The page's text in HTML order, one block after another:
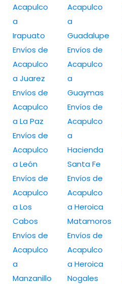
Acapulco
a
Irapuato
Envíos de
Acapulco
a Juarez
Envíos de
Acapulco
a La Paz
Envíos de
Acapulco
a León
Envíos de
Acapulco
a Los
Cabos
Envíos de
Acapulco
a
Manzanillo
Acapulco
a
Guadalupe
Envíos de
Acapulco
a
Guaymas
Envíos de
Acapulco
a
Hacienda
Santa Fe
Envíos de
Acapulco
a Heroica
Matamoros
Envíos de
Acapulco
a Heroica
Nogales